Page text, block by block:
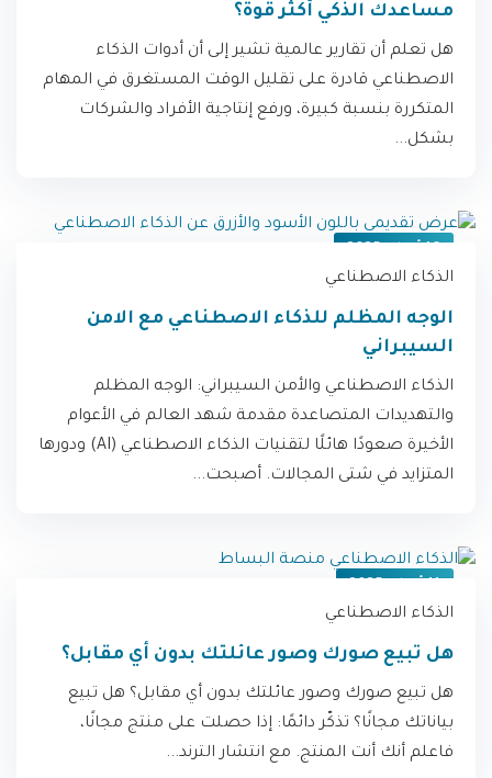
مساعدك الذكي أكثر قوة؟
هل تعلم أن تقارير عالمية تشير إلى أن أدوات الذكاء
الاصطناعي قادرة على تقليل الوقت المستغرق في المهام
المتكررة بنسبة كبيرة، ورفع إنتاجية الأفراد والشركات
بشكل...
الذكاء الاصطناعي
الوجه المظلم للذكاء الاصطناعي مع الامن
السيبراني
الذكاء الاصطناعي والأمن السيبراني: الوجه المظلم
والتهديدات المتصاعدة مقدمة شهد العالم في الأعوام
الأخيرة صعودًا هائلًا لتقنيات الذكاء الاصطناعي (AI) ودورها
المتزايد في شتى المجالات. أصبحت...
الذكاء الاصطناعي
هل تبيع صورك وصور عائلتك بدون أي مقابل؟
هل تبيع صورك وصور عائلتك بدون أي مقابل؟ هل تبيع
بياناتك مجانًا؟ تذكّر دائمًا: إذا حصلت على منتج مجانًا،
فاعلم أنك أنت المنتج. مع انتشار الترند...